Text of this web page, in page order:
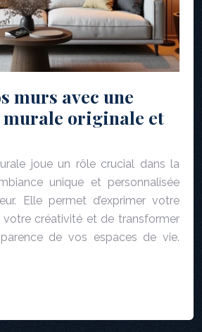
murs avec une
originale et
joue un rôle crucial dans la
unique et personnalisée
Elle permet d’exprimer votre
créativité et de transformer
de vos espaces de vie.